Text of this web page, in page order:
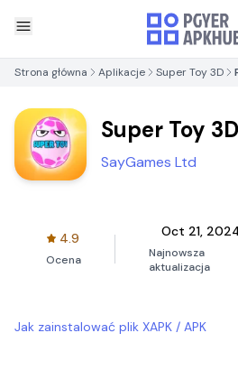
Strona główna Aplikacje Super Toy 3D
Super Toy 3D
SayGames Ltd
4.9
Ocena
Oct 21,
Najnowsza
aktualizacja
Jak zainstalować plik XAPK / APK